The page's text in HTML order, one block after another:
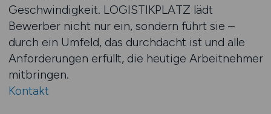
Geschwindigkeit. LOGISTIKPLATZ lädt
Bewerber nicht nur ein, sondern führt sie –
durch ein Umfeld, das durchdacht ist und alle
Anforderungen erfüllt, die heutige Arbeitnehmer
mitbringen.
Kontakt